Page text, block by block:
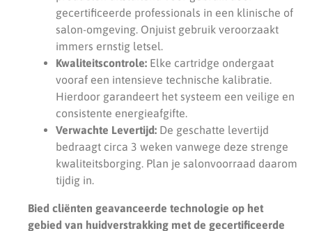
gecertificeerde professionals in een klinische of
salon-omgeving. Onjuist gebruik veroorzaakt
immers ernstig letsel.
Kwaliteitscontrole: Elke cartridge ondergaat
vooraf een intensieve technische kalibratie.
Hierdoor garandeert het systeem een veilige en
consistente energieafgifte.
Verwachte Levertijd: De geschatte levertijd
bedraagt circa 3 weken vanwege deze strenge
kwaliteitsborging. Plan je salonvoorraad daarom
tijdig in.
Bied cliënten geavanceerde technologie op het
gebied van huidverstrakking met de gecertificeerde